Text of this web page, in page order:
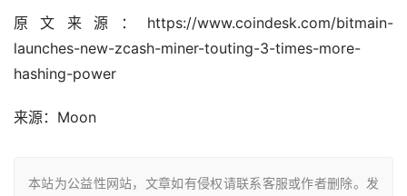
原文来源：https://www.coindesk.com/bitmain-
launches-new-zcash-miner-touting-3-times-more-
hashing-power
来源： Moon
本站为公益性网站，文章如有侵权请联系客服或作者删除。发